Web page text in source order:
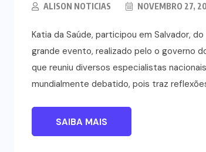
ALISON NOTICIAS NOVEMBRO 27,
Katia da Saúde, participou em Salvador,
grande evento, realizado pelo o governo
que reuniu diversos especialistas
mundialmente debatido, pois traz
SAIBA MAIS